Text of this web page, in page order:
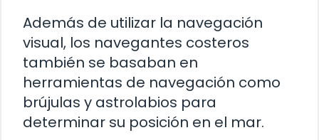
Además de utilizar la navegación
visual, los navegantes costeros
también se basaban en
herramientas de navegación como
brújulas y astrolabios para
determinar su posición en el mar.